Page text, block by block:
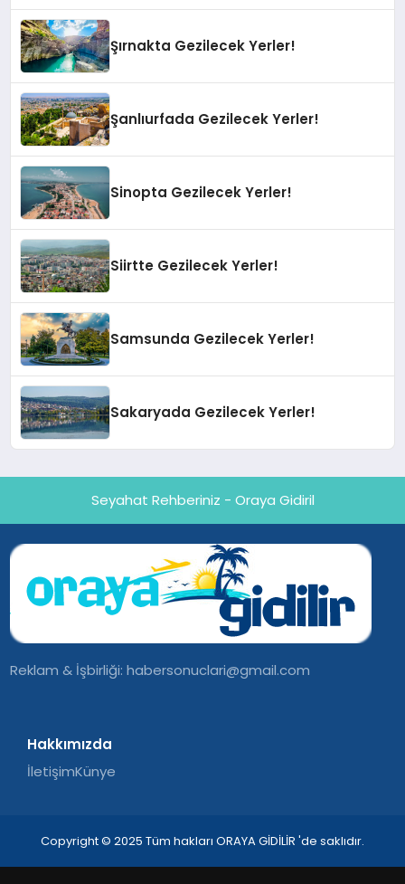
Şırnakta Gezilecek Yerler!
Şanlıurfada Gezilecek Yerler!
Sinopta Gezilecek Yerler!
Siirtte Gezilecek Yerler!
Samsunda Gezilecek Yerler!
Sakaryada Gezilecek Yerler!
Seyahat Rehberiniz - Oraya Gidiril
Reklam & İşbirliği:habersonuclari@gmail.com
Hakkımızda
İletişimKünye
Copyright © 2025 Tüm hakları ORAYA GİDİLİR 'de saklıdır.